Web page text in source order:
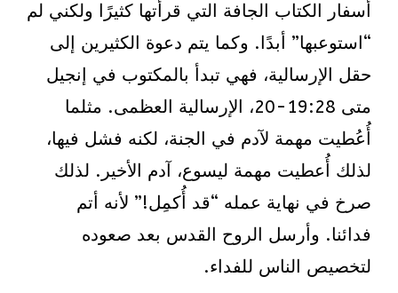
أسفار الكتاب الجافة التي قرأتها كثيرًا ولكني لم
“استوعبها” أبدًا. وكما يتم دعوة الكثيرين إلى
حقل الإرسالية، فهي تبدأ بالمكتوب في إنجيل
متى 19:28-20، الإرسالية العظمى. مثلما
أُعُطيت مهمة لآدم في الجنة، لكنه فشل فيها،
لذلك أُعطيت مهمة ليسوع، آدم الأخير. لذلك
صرخ في نهاية عمله “قد أُكمِل!” لأنه أتم
فدائنا. وأرسل الروح القدس بعد صعوده
لتخصيص الناس للفداء.